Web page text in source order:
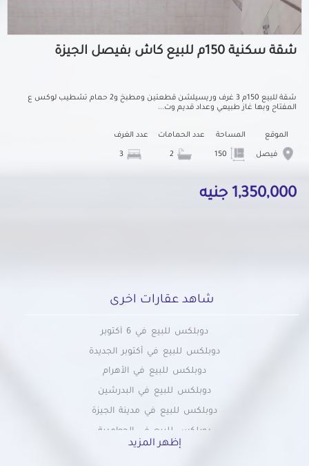
شقة سكنية 150م للبيع كاش بفيصل الجيزة
شقة للبيع 150م 3 غرف وريسيلشن قطعتين ومطبخ و2 حمام تشطيب لوكس ع
المفتاح وبها غاز طبيعي وعداد قديم وت...
الموقع
فيصل
المساحة عدد الحمامات عدد الغرف
1,350,000 جنيه
شاهد عقارات اخرى
دوبلكس للبيع في 6 أكتوبر
دوبلكس للبيع في أكتوبر الجديدة
دوبلكس للبيع في الأهرام
دوبلكس للبيع في البدرشين
دوبلكس للبيع في مدينة الجيزة
دوبلكس للبيع في الحوامدية
دوبلكس للبيع في الخمائل
إظهر المزيد